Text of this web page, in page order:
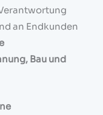
an Endkunden
Bau und